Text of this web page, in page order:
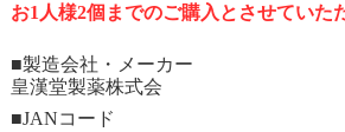
お1人様2個までのご購入とさせていた
■製造会社・メーカー
皇漢堂製薬株式会
■JANコード